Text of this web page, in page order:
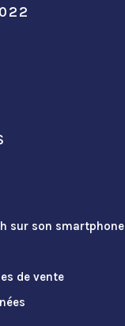
sur son smartphone
de vente